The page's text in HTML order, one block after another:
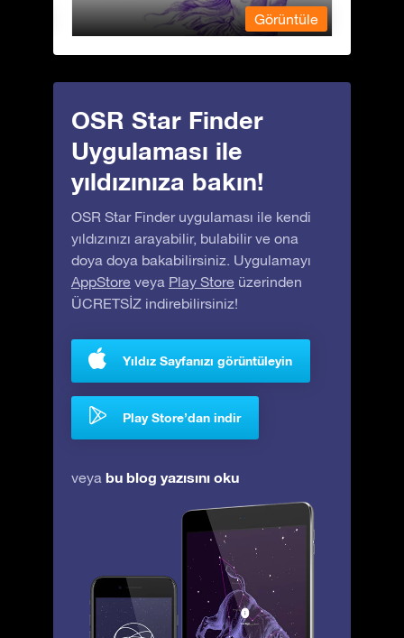
Görüntüle
OSR Star Finder
Uygulaması ile
yıldızınıza bakın!
OSR Star Finder uygulaması ile kendi
yıldızınızı arayabilir, bulabilir ve ona
doya doya bakabilirsiniz. Uygulamayı
AppStore veya Play Store üzerinden
ÜCRETSİZ indirebilirsiniz!
Yıldız Sayfanızı görüntüleyin
Play Store’dan indir
veya bu blog yazısını oku